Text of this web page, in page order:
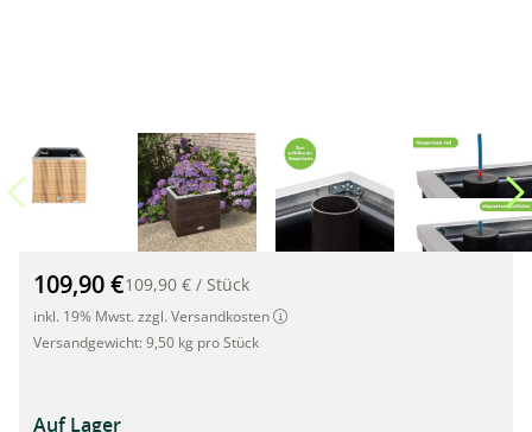
Rattan Blumenkübel mit intelligenter Bewässerung, 50cm x
109,90 €109,90 € / Stück
inkl. 19% Mwst. zzgl. Versandkosten
Versandgewicht: 9,50 kg pro Stück
Auf Lager